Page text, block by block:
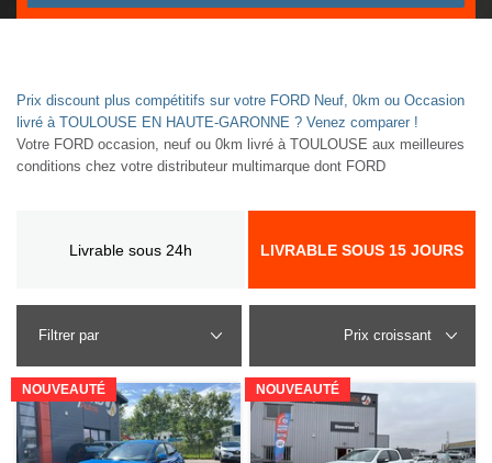
Prix discount plus compétitifs sur votre FORD Neuf, 0km ou Occasion
livré à TOULOUSE EN HAUTE-GARONNE ? Venez comparer !
Votre FORD occasion, neuf ou 0km livré à TOULOUSE aux meilleures
conditions chez votre distributeur multimarque dont FORD
Livrable sous 24h LIVRABLE SOUS 15 JOURS
Filtrer par
NOUVEAUTÉ NOUVEAUTÉ